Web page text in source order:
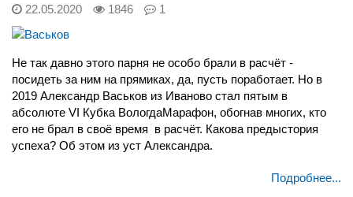
22.05.2020 1846 1
Не так давно этого парня не особо брали в расчёт -
посидеть за ним на прямиках, да, пусть поработает. Но в
2019 Александр Васьков из Иваново стал пятым в
абсолюте VI Кубка ВологдаМарафон, обогнав многих, кто
его не брал в своё время в расчёт. Какова предыстория
успеха? Об этом из уст Александра.
Подробнее...